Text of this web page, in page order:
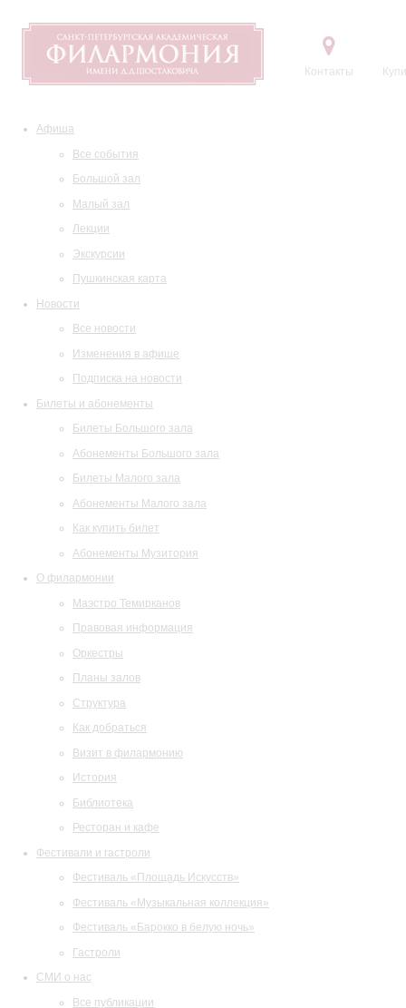
Контакты
Афиша
Все события
Большой зал
Малый зал
Лекции
Экскурсии
Пушкинская карта
Новости
Все новости
Изменения в афише
Подписка на новости
Билеты и абонементы
Билеты Большого зала
Абонементы Большого зала
Билеты Малого зала
Абонементы Малого зала
Как купить билет
Абонементы Музитория
О филармонии
Маэстро Темирканов
Правовая информация
Оркестры
Планы залов
Структура
Как добраться
Визит в филармонию
История
Библиотека
Ресторан и кафе
Фестивали и гастроли
Фестиваль «Площадь Искусств»
Фестиваль «Музыкальная коллекция»
Фестиваль «Барокко в белую ночь»
Гастроли
СМИ о нас
Все публикации